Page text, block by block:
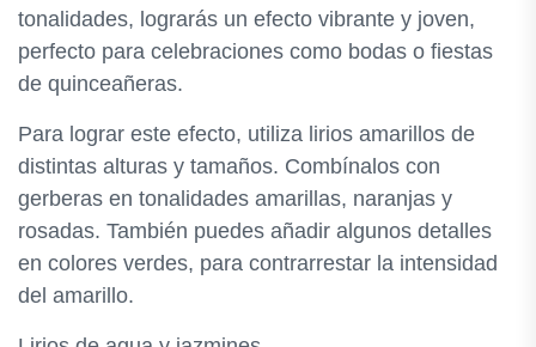
tonalidades, lograrás un efecto vibrante y joven,
perfecto para celebraciones como bodas o fiestas
de quinceañeras.
Para lograr este efecto, utiliza lirios amarillos de
distintas alturas y tamaños. Combínalos con
gerberas en tonalidades amarillas, naranjas y
rosadas. También puedes añadir algunos detalles
en colores verdes, para contrarrestar la intensidad
del amarillo.